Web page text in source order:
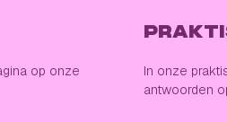
op onze
In onze
antwoorden